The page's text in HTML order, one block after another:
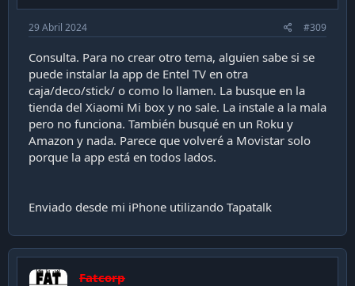
29 Abril 2024 #309
Consulta. Para no crear otro tema, alguien sabe si se
puede instalar la app de Entel TV en otra
caja/deco/stick/ o como lo llamen. La busque en la
tienda del Xiaomi Mi box y no sale. La instale a la mala
pero no funciona. También busqué en un Roku y
Amazon y nada. Parece que volveré a Movistar solo
porque la app está en todos lados.
Enviado desde mi iPhone utilizando Tapatalk
Fatcorp